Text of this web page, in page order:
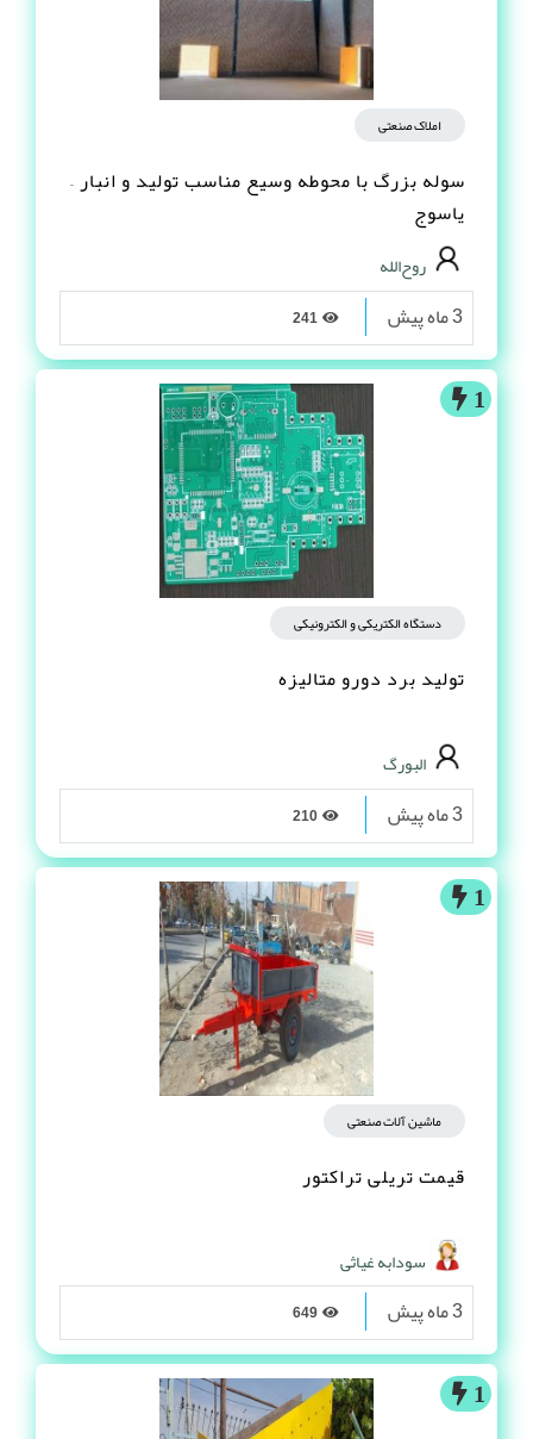
املاک صنعتی
سوله بزرگ با محوطه وسیع مناسب تولید و انبار –
یاسوج
روح‌الله
3 ماه پیش
1
دستگاه الکتریکی و الکترونیکی
تولید برد دورو متالیزه
البورگ
3 ماه پیش
1
ماشین آلات صنعتی
قیمت تریلی تراکتور
سودابه غیاثی
3 ماه پیش
1